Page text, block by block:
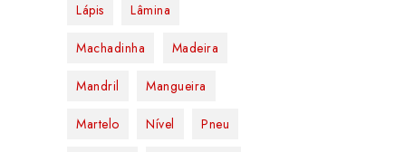
Lápis Lâmina
Machadinha Madeira
Mandril Mangueira
Martelo Nível Pneu